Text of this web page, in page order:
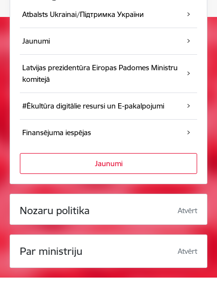
Atbalsts Ukrainai/Підтримка України
Jaunumi
Latvijas prezidentūra Eiropas Padomes Ministru
komitejā
#Ēkultūra digitālie resursi un E-pakalpojumi
Finansējuma iespējas
Jaunumi
Nozaru politika Atvērt
Par ministriju Atvērt